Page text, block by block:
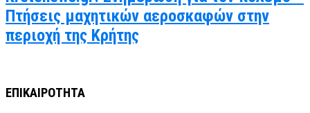
Πτήσεις μαχητικών αεροσκαφών στην
περιοχή της Κρήτης
ΕΠΙΚΑΙΡΟΤΗΤΑ